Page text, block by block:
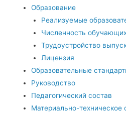
Образование
Реализуемые
Численность
Трудоустройство
Лицензия
Образовательные
Руководство
Педагогический состав
Материально-техническое